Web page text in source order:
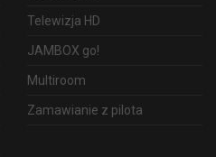
Telewizja HD
JAMBOX go!
Multiroom
Zamawianie z pilota